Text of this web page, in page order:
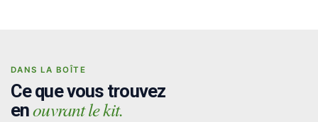
DANS LA BOÎTE
Ce que vous trouvez
enouvrant le kit.